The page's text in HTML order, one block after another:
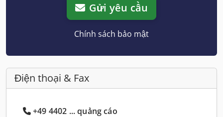
Gửi yêu cầu
Chính sách bảo mật
Điện thoại & Fax
+49 4402 ... quảng cáo